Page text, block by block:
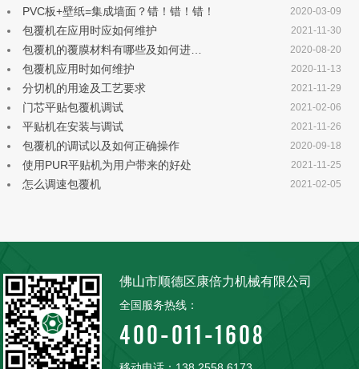
PVC板+壁纸=集成墙面？错！错！错！ 2020-03-09
包覆机在应用时应如何维护 2021-11-30
包覆机的覆膜材料有哪些及如何进… 2020-08-20
包覆机应用时如何维护 2020-11-13
分切机的用途及工艺要求 2021-11-29
门芯平贴包覆机调试 2021-02-06
平贴机在安装与调试 2021-11-26
包覆机的调试以及如何正确操作 2020-09-18
使用PUR平贴机为用户带来的好处 2021-11-25
怎么调速包覆机 2021-02-05
佛山市顺德区康倍力机械有限公司
全国服务热线：
400-011-1608